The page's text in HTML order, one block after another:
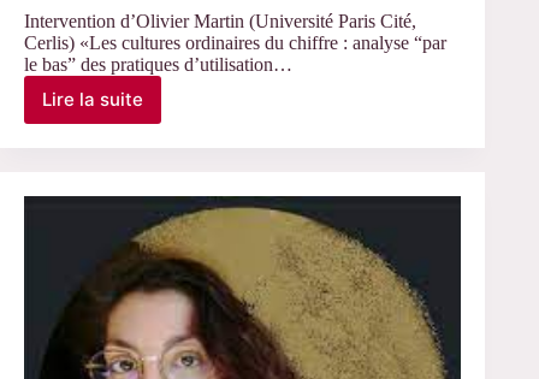
Intervention d’Olivier Martin (Université Paris Cité,
Cerlis) «Les cultures ordinaires du chiffre : analyse “par
le bas” des pratiques d’utilisation…
Lire la suite
Le
–
Intervention
d’Olivier
Martin,
JE,
ENS